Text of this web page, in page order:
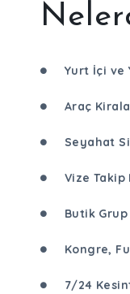
Yurt İçi ve
Araç
Seyahat
Vize
Butik
Kongre,
7/24